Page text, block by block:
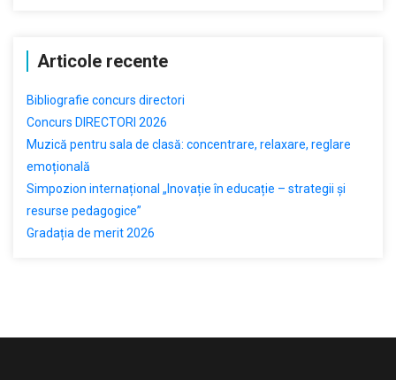
Articole recente
Bibliografie concurs directori
Concurs DIRECTORI 2026
Muzică pentru sala de clasă: concentrare, relaxare, reglare
emoțională
Simpozion internațional „Inovație în educație – strategii și
resurse pedagogice”
Gradația de merit 2026